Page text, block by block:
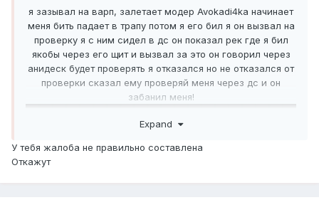
я зазывал на варп, залетает модер Avokadi4ka начинает
меня бить падает в трапу потом я его бил я он вызвал на
проверку я с ним сидел в дс он показал рек где я бил
якобы через его щит и вызвал за это он говорил через
анидеск будет проверять я отказался но не отказался от
проверки сказал ему проверяй меня через дс и он
забанил меня!
Expand
У тебя жалоба не правильно составлена
Откажут